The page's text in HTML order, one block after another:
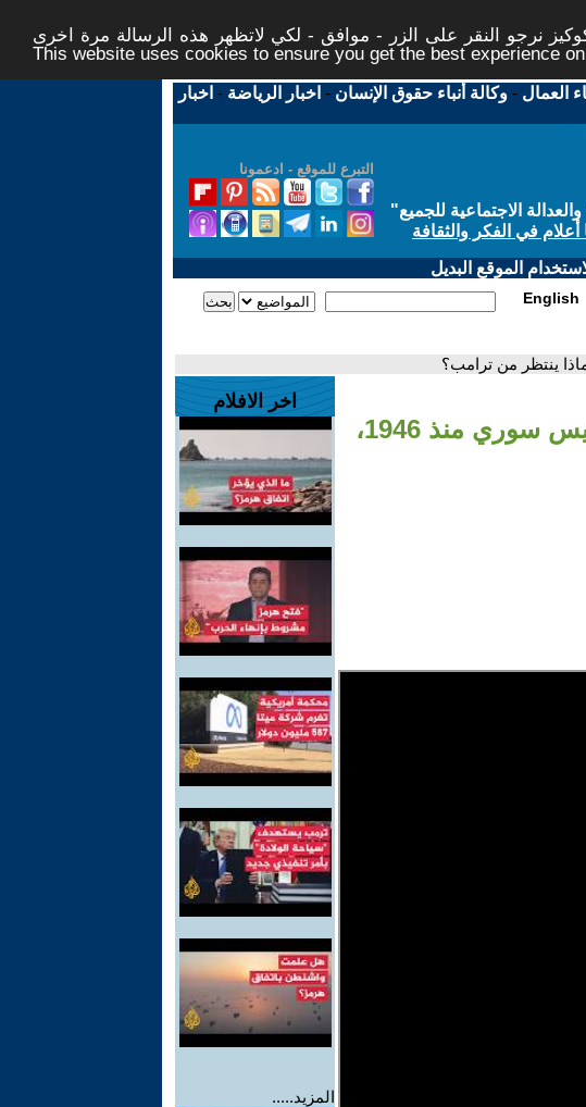
نرجو النقر على الزر - موافق - لكي لاتظهر هذه الرسالة مرة اخرى -
This website uses cookies to ensure you get the best experience
العمال -وكالة أنباء حقوق الإنسان - اخبار الرياضة - اخبار
التبرع للموقع - ادعمونا
الاجتماعية للجميع"
في الفكر والثقافة
الموقع البديل
English
- الشرع في واشنطن: أول زيارة لرئيس سوري منذ 1946،
اخر الافلام
المزيد.....